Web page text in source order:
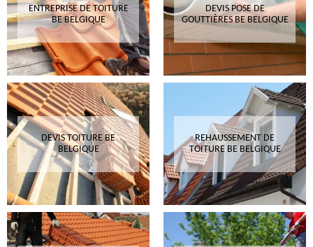
ENTREPRISE DE TOITURE
BE BELGIQUE
DEVIS POSE DE
GOUTTIÈRES BE BELGIQUE
DEVIS TOITURE BE
BELGIQUE
REHAUSSEMENT DE
TOITURE BE BELGIQUE